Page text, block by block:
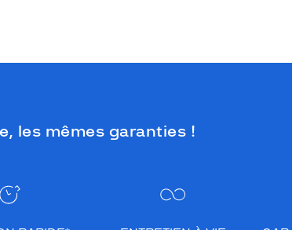
les mêmes garanties !